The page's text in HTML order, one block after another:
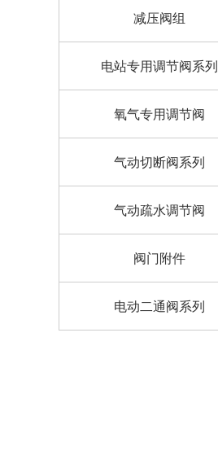
减压阀组
电站专用调节阀系列
氧气专用调节阀
气动切断阀系列
气动疏水调节阀
阀门附件
电动二通阀系列